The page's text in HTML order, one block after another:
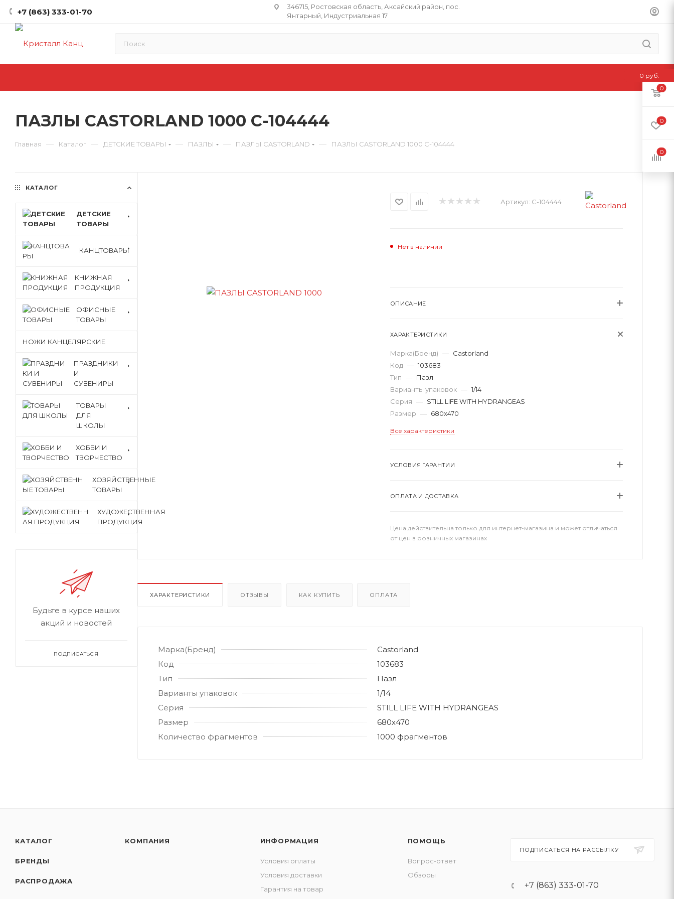
+7 (863) 333-01-70
346715, Ростовская область​, Аксайский район, пос.
Янтарный, Индустриальная 17
ПАЗЛЫ CASTORLAND 1000 C-104444
Главная — Каталог — ДЕТСКИЕ ТОВАРЫ — ПАЗЛЫ — ПАЗЛЫ CASTORLAND — ПАЗЛЫ CASTORLAND 1000 C-104444
Артикул: C-104444
Нет в наличии
ОПИСАНИЕ
ХАРАКТЕРИСТИКИ
Марка(Бренд) — Castorland
Код — 103683
Тип — Пазл
Варианты упаковок — 1/14
Серия — STILL LIFE WITH HYDRANGEAS
Размер — 680х470
Все характеристики
УСЛОВИЯ ГАРАНТИИ
ОПЛАТА И ДОСТАВКА
Цена действительна только для интернет-магазина и может отличаться
от цен в розничных магазинах
ХАРАКТЕРИСТИКИ ОТЗЫВЫ КАК КУПИТЬ ОПЛАТА
Марка(Бренд)
Castorland
Код
103683
Тип
Пазл
Варианты упаковок
1/14
Серия
STILL LIFE WITH HYDRANGEAS
Размер
680х470
Количество фрагментов
1000 фрагментов
КАТАЛОГ
ДЕТСКИЕ
ТОВАРЫ
КАНЦТОВАРЫ
КНИЖНАЯ
ПРОДУКЦИЯ
ОФИСНЫЕ
ТОВАРЫ
НОЖИ КАНЦЕЛЯРСКИЕ
ПРАЗДНИКИ
И
СУВЕНИРЫ
ТОВАРЫ
ДЛЯ
ШКОЛЫ
ХОББИ И
ТВОРЧЕСТВО
ХОЗЯЙСТВЕННЫЕ
ТОВАРЫ
ХУДОЖЕСТВЕННАЯ
ПРОДУКЦИЯ
Будьте в курсе наших
акций и новостей
ПОДПИСАТЬСЯ
КАТАЛОГ
БРЕНДЫ
РАСПРОДАЖА
КОМПАНИЯ ИНФОРМАЦИЯ
Условия оплаты
Условия доставки
Гарантия на товар
ПОМОЩЬ
Вопрос-ответ
Обзоры
ПОДПИСАТЬСЯ НА РАССЫЛКУ
+7 (863) 333-01-70
0
0
0
0 руб.